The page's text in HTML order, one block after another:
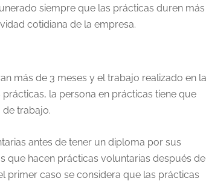
siempre que las prácticas duren más
cotidiana de la empresa.
más de 3 meses y el trabajo realizado en la
la persona en prácticas tiene que
trabajo.
antes de tener un diploma por sus
que hacen prácticas voluntarias después de
primer caso se considera que las prácticas